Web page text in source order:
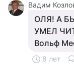
ОЛЯ! А
УМЕЛ
Вольф
8 лет